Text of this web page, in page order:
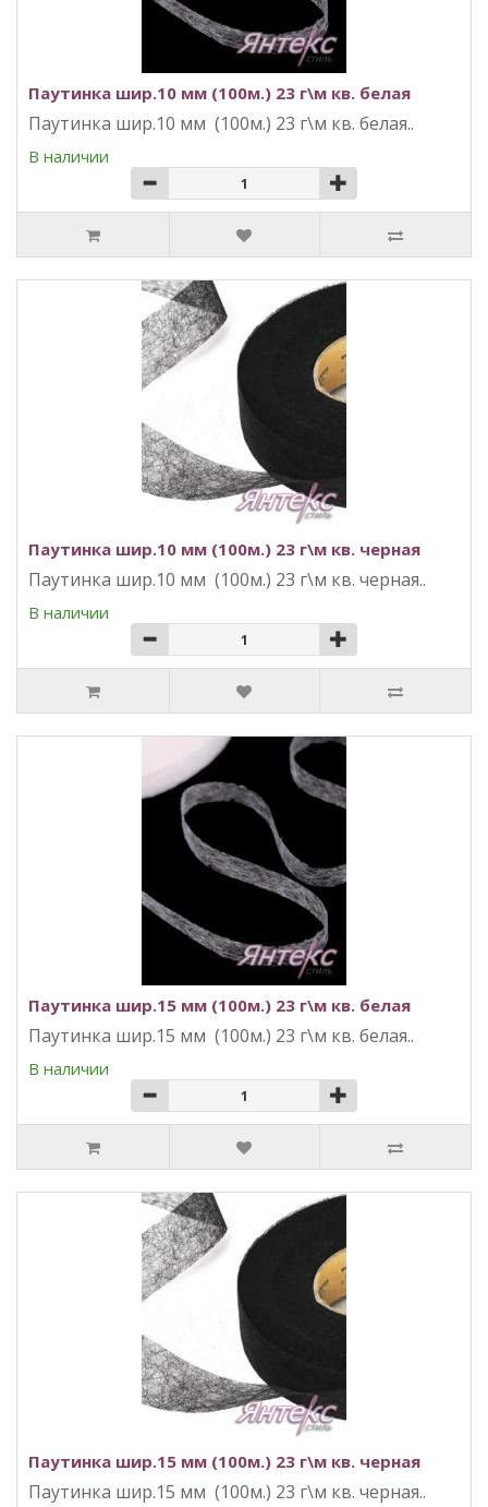
Паутинка шир.10 мм (100м.) 23 г\м кв. белая
Паутинка шир.10 мм (100м.) 23 г\м кв. белая..
В наличии
Паутинка шир.10 мм (100м.) 23 г\м кв. черная
Паутинка шир.10 мм (100м.) 23 г\м кв. черная..
В наличии
Паутинка шир.15 мм (100м.) 23 г\м кв. белая
Паутинка шир.15 мм (100м.) 23 г\м кв. белая..
В наличии
Паутинка шир.15 мм (100м.) 23 г\м кв. черная
Паутинка шир.15 мм (100м.) 23 г\м кв. черная..